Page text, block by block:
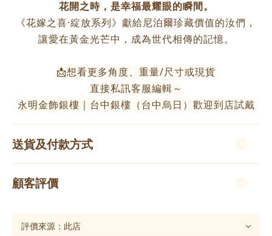
花開之時，是幸福最耀眼的瞬間。
《花嫁之喜·綻放系列》獻給尼泊爾珍藏價值的汝們，
讓愛在黃金光芒中，成為世代相傳的記憶。
📩想看更多角度、重量/尺寸或現貨
直接私訊客服編輯～
永明金飾銀樓｜台中銀樓（台中烏日）歡迎到店試戴
送貨及付款方式
顧客評價